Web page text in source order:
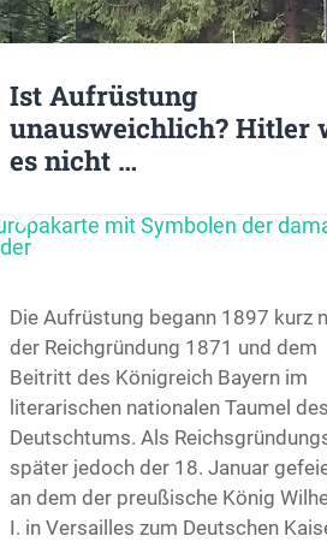
Ist Aufrüstung
unausweichlich? Hitler
es nicht …
Die Aufrüstung begann 1897 kurz
der Reichgründung 1871 und dem
Beitritt des Königreich Bayern im
literarischen nationalen Taumel des
Deutschtums. Als
später jedoch der 18. Januar
an dem der preußische König
I. in Versailles zum Deutschen